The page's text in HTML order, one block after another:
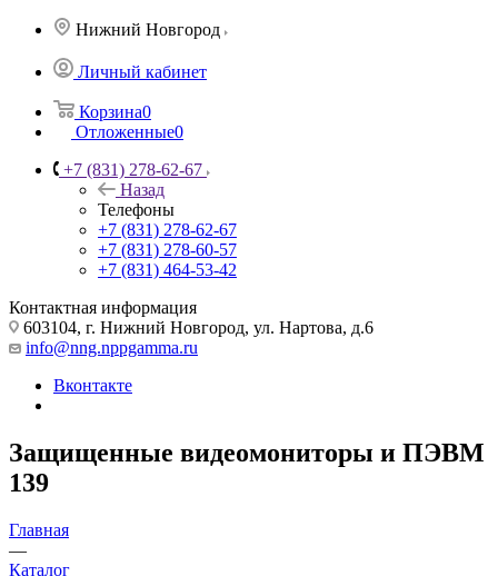
Нижний Новгород
Личный кабинет
Корзина0
Отложенные0
+7 (831) 278-62-67
Назад
Телефоны
+7 (831) 278-62-67
+7 (831) 278-60-57
+7 (831) 464-53-42
Контактная информация
603104, г. Нижний Новгород, ул. Нартова, д.6
info@nng.nppgamma.ru
Вконтакте
Защищенные видеомониторы и ПЭВМ
139
Главная
—
Каталог